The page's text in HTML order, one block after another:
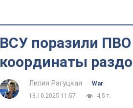
ВСУ поразили
координаты
Лилия Рагуцкая
War
18.10.2025 11:57
4,5 т.